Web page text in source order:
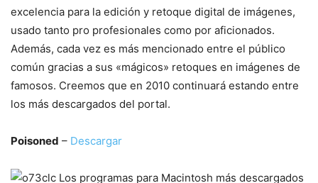
excelencia para la edición y retoque digital de imágenes,
usado tanto pro profesionales como por aficionados.
Además, cada vez es más mencionado entre el público
común gracias a sus «mágicos» retoques en imágenes de
famosos. Creemos que en 2010 continuará estando entre
los más descargados del portal.
Poisoned – Descargar